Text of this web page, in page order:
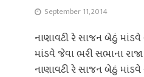
September 11, 2014
નાણાવટી રે સાજન બેઠું
માંડવે જેવા ભરી સભાના
નાણાવટી રે સાજન બેઠું